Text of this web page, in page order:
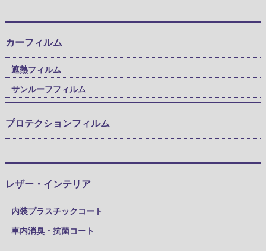
カーフィルム
遮熱フィルム
サンルーフフィルム
プロテクションフィルム
レザー・インテリア
内装プラスチックコート
車内消臭・抗菌コート